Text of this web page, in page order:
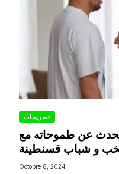
تصريحات
عن طموحاته مع
و شباب قسنطينة
Octobre 8, 2024